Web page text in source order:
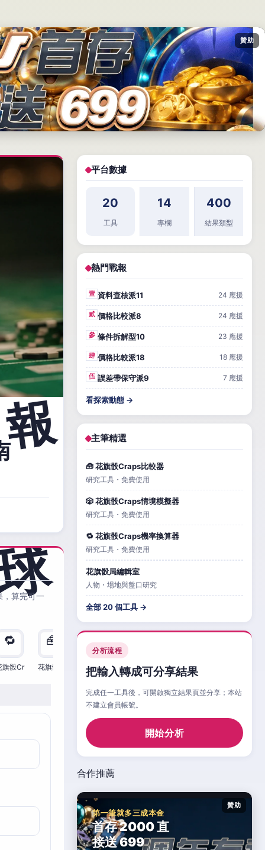
贊助
算完可一
🔁
旗骰Cr
🧰
花旗骰Cr
🧮
花旗骰Cr 花旗骰Cr 花旗骰Cr
平台數據
20
工具
14
專欄
400
結果類型
熱門戰報
壹 資料查核派11 24 應援
貳 價格比較派8 24 應援
參 條件拆解型10 23 應援
肆 價格比較派18 18 應援
伍 誤差帶保守派9 7 應援
看探索動態 →
主筆精選
🧰 花旗骰Craps比較器
研究工具・免費使用
🎲 花旗骰Craps情境模擬器
研究工具・免費使用
🔁 花旗骰Craps機率換算器
研究工具・免費使用
花旗骰局編輯室
人物・場地與盤口研究
全部 20 個工具 →
分析流程
把輸入轉成可分享結果
完成任一工具後，可開啟獨立結果頁並分享；本站
不建立會員帳號。
開始分析
合作推薦
贊助
第一筆就多三成本金
首存 2000 直
接送 699